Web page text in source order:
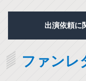
出演依頼に
ファンレ